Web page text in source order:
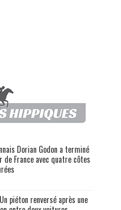
Dorian Godon a terminé
de France avec quatre côtes
piéton renversé après une